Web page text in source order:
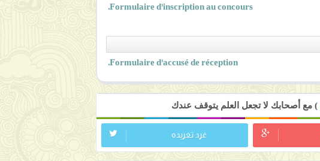
Formulaire d'inscription au concours.
Formulaire d'accusé de réception.
) مع أصحابك لا تجعل العلم يتوقف عندك
غرد تغريده